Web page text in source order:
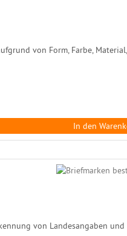
von Form, Farbe,
In den
von Landesangaben